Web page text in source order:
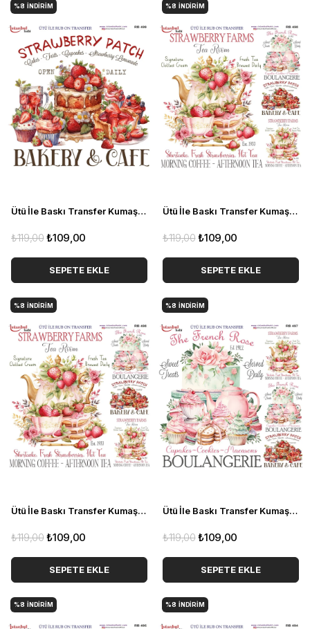
Ütü İle Baskı Transfer Kumaş Ve Ahşap Rubon 30 x 30 cm Çilekli Pasta Detaylı RB 499
₺109,00
₺119,00
SEPETE EKLE
%8 İNDIRIM
Ütü İle Baskı Transfer Kumaş Ve Ahşap Rubon 30 x 30 cm Vintage Çiçekler Detaylı RB 500
₺109,00
₺119,00
SEPETE EKLE
%8 İNDIRIM
Ütü İle Baskı Transfer Kumaş Ve Ahşap Rubon 30 x 30 cm Vintage Çiçekler Detaylı RB 498
₺109,00
₺119,00
SEPETE EKLE
%8 İNDIRIM
Ütü İle Baskı Transfer Kumaş Ve Ahşap Rubon 30 x 30 cm Vintage Çiçekler Detaylı RB 497
₺109,00
₺119,00
SEPETE EKLE
%8 İNDIRIM
%8 İNDIRIM %8 İNDIRIM